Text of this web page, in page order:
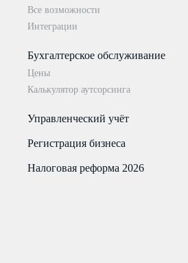
Все возможности
Интеграции
Бухгалтерское обслуживание
Цены
Калькулятор аутсорсинга
Управленческий учёт
Регистрация бизнеса
Налоговая реформа 2026